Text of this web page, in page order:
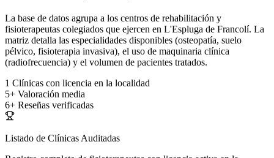
La base de datos agrupa a los centros de rehabilitación y
fisioterapeutas colegiados que ejercen en L'Espluga de Francolí. La
matriz detalla las especialidades disponibles (osteopatía, suelo
pélvico, fisioterapia invasiva), el uso de maquinaria clínica
(radiofrecuencia) y el volumen de pacientes tratados.
1 Clínicas con licencia en la localidad
5+ Valoración media
6+ Reseñas verificadas
Listado de Clínicas Auditadas